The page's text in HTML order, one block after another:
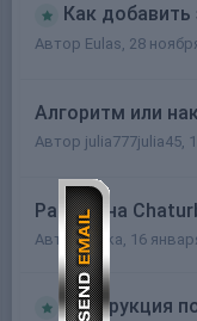
Как добавить
Автор Eulas 28
Алгоритм или
Автор julia777julia45
Работа на
АвторJelka 16
Инструкция